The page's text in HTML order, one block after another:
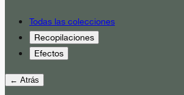
Todas las colecciones
Recopilaciones
Efectos
← Atrás